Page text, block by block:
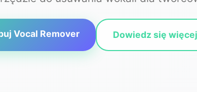
Vocal Remover Dowiedz się więcej